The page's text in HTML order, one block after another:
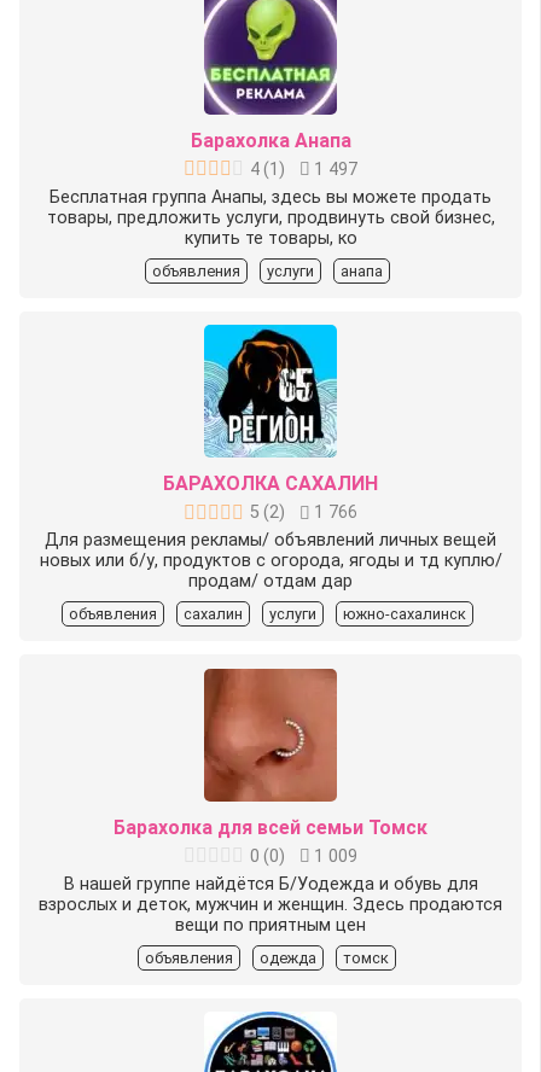
Барахолка Анапа
4(1 )
1 497
Бесплатная группа Анапы, здесь вы можете продать
товары, предложить услуги, продвинуть свой бизнес,
купить те товары, ко
объявления услуги анапа
БАРАХОЛКА САХАЛИН
5 (2)
1 766
Для размещения рекламы/ объявлений личных вещей
новых или б/у, продуктов с огорода, ягоды и тд куплю/
продам/ отдам дар
объявления сахалин услуги южно-сахалинск
Барахолка для всей семьи Томск
0 (0)
1 009
В нашей группе найдётся Б/Уодежда и обувь для
взрослых и деток, мужчин и женщин. Здесь продаются
вещи по приятным цен
объявления одежда томск